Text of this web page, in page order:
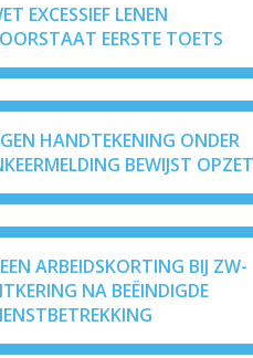
EXCESSIEF LENEN
EERSTE TOETS
HANDTEKENING ONDER
BEWIJST OPZET
ARBEIDSKORTING BIJ ZW-
NA BEËINDIGDE